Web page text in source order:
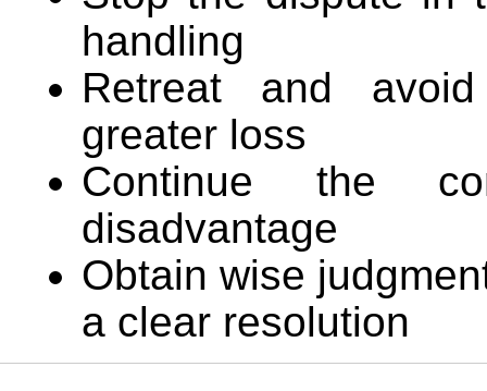
handling
Retreat and
greater loss
Continue the
disadvantage
Obtain wise
a clear resolution